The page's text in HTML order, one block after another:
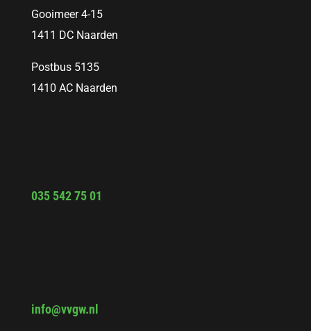
Gooimeer 4-15
1411 DC Naarden
Postbus 5135
1410 AC Naarden
035 542 75 01
info@vvgw.nl